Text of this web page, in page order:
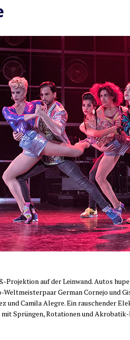
auf der Lein­wand. Autos
Ger­man Cor­ne­jo und
Cami­la Aleg­re. Ein rau­schen­der
Sprün­gen, Rota­tio­nen und